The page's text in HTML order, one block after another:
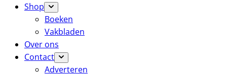
Shop
Boeken
Vakbladen
Over ons
Contact
Adverteren